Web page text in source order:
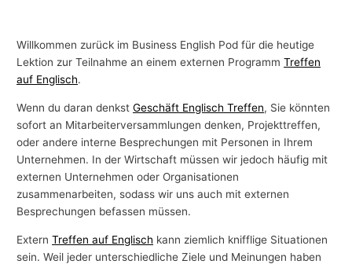
Willkommen zurück im Business English Pod für die heutige
Lektion zur Teilnahme an einem externen ProgrammTreffen
auf Englisch.
Wenn du daran denkstGeschäft Englisch Treffen, Sie könnten
sofort an Mitarbeiterversammlungen denken, Projekttreffen,
oder andere interne Besprechungen mit Personen in Ihrem
Unternehmen. In der Wirtschaft müssen wir jedoch häufig mit
externen Unternehmen oder Organisationen
zusammenarbeiten, sodass wir uns auch mit externen
Besprechungen befassen müssen.
ExternTreffen auf Englisch kann ziemlich knifflige Situationen
sein. Weil jeder unterschiedliche Ziele und Meinungen haben